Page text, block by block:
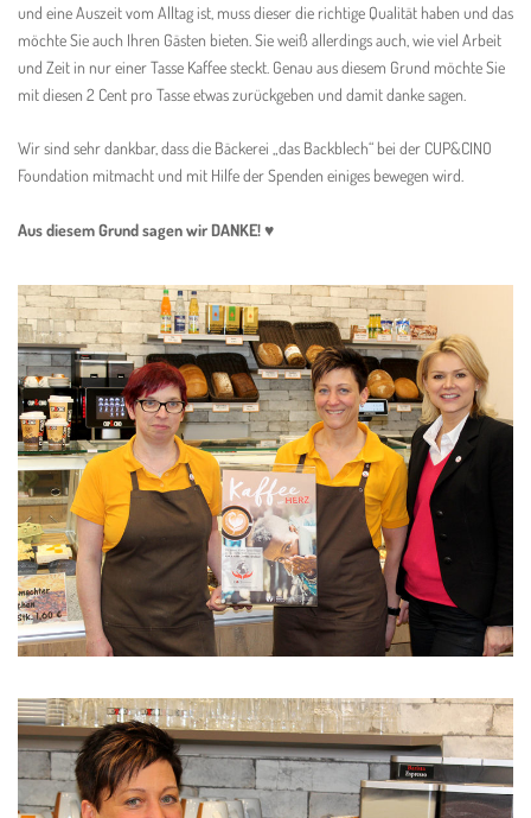
und eine Auszeit vom Alltag ist, muss dieser die richtige Qualität haben und das
möchte Sie auch Ihren Gästen bieten. Sie weiß allerdings auch, wie viel Arbeit
und Zeit in nur einer Tasse Kaffee steckt. Genau aus diesem Grund möchte Sie
mit diesen 2 Cent pro Tasse etwas zurückgeben und damit danke sagen.
Wir sind sehr dankbar, dass die Bäckerei „das Backblech“ bei der CUP&CINO
Foundation mitmacht und mit Hilfe der Spenden einiges bewegen wird.
Aus diesem Grund sagen wir DANKE!♥